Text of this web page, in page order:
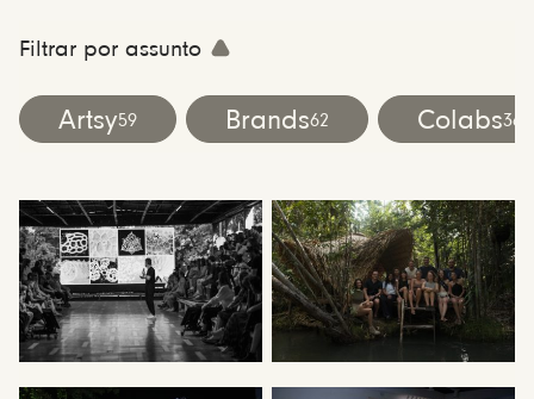
Filtrar por assunto
Artsy59 Brands62 Colabs36